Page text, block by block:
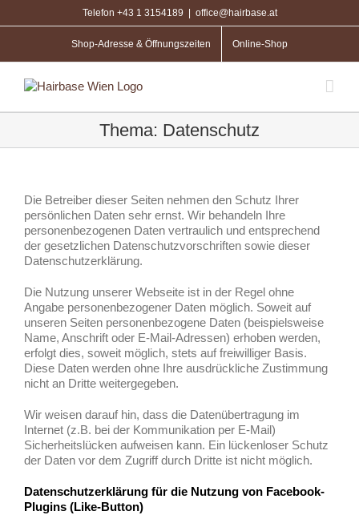
Telefon +43 1 3154189 office@hairbase.at
Shop-Adresse & Öffnungszeiten Online-Shop
Thema: Datenschutz
Die Betreiber dieser Seiten nehmen den Schutz Ihrer
persönlichen Daten sehr ernst. Wir behandeln Ihre
personenbezogenen Daten vertraulich und entsprechend
der gesetzlichen Datenschutzvorschriften sowie dieser
Datenschutzerklärung.
Die Nutzung unserer Webseite ist in der Regel ohne
Angabe personenbezogener Daten möglich. Soweit auf
unseren Seiten personenbezogene Daten (beispielsweise
Name, Anschrift oder E-Mail-Adressen) erhoben werden,
erfolgt dies, soweit möglich, stets auf freiwilliger Basis.
Diese Daten werden ohne Ihre ausdrückliche Zustimmung
nicht an Dritte weitergegeben.
Wir weisen darauf hin, dass die Datenübertragung im
Internet (z.B. bei der Kommunikation per E-Mail)
Sicherheitslücken aufweisen kann. Ein lückenloser Schutz
der Daten vor dem Zugriff durch Dritte ist nicht möglich.
Datenschutzerklärung für die Nutzung von Facebook-
Plugins (Like-Button)